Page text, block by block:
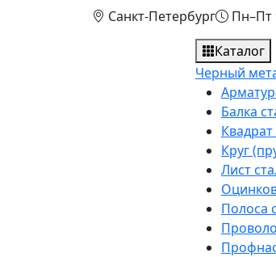
Санкт-Петербург Пн–Пт
Каталог
Черный
Балка
Круг
Лист
Полоса